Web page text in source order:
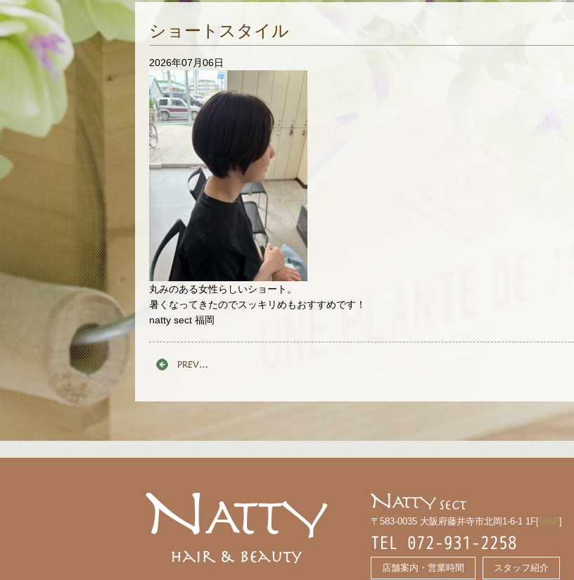
ショートスタイル
2026年07月06日
丸みのある女性らしいショート。
暑くなってきたのでスッキリめもおすすめです！
natty sect 福岡
〒583-0035 大阪府藤井寺市北岡1-6-1 1F[MAP]
TEL 072-931-2258
店舗案内・営業時間 スタッフ紹介